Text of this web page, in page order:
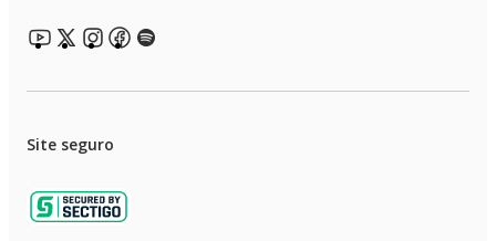
Site seguro